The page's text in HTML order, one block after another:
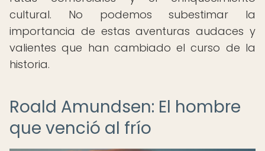
cultural. No podemos subestimar la
importancia de estas aventuras audaces y
valientes que han cambiado el curso de la
historia.
Roald Amundsen: El hombre
que venció al frío